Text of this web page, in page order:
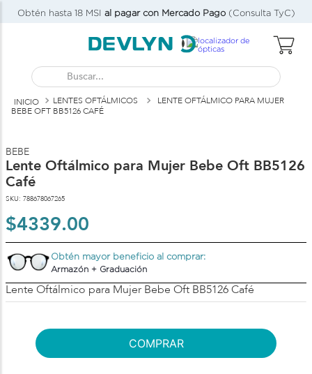
Obtén hasta 18 MSI al pagar con Mercado Pago(Consulta TyC)
Buscar...
LENTES OFTÁLMICOS
LENTE OFTÁLMICO PARA MUJER
BEBE OFT BB5126 CAFÉ
BEBE
Lente Oftálmico para Mujer Bebe Oft BB5126
Café
SKU: 788678067265
$4339.00
Obtén mayor beneficio al comprar:
Armazón + Graduación
Lente Oftálmico para Mujer Bebe Oft BB5126 Café
COMPRAR